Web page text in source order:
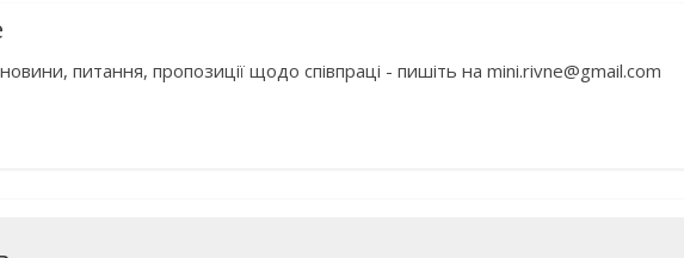
питання, пропозиції щодо співпраці - пишіть на mini.rivne@gmail.com